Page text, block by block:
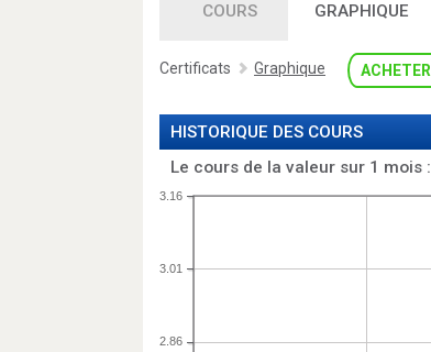
COURS GRAPHIQUE
Certificats Graphique ACHETER
HISTORIQUE DES COURS
Le cours de la valeur sur 1 mois :
2.86
3.01
3.16